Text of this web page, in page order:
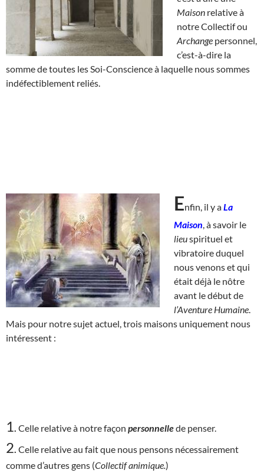
Maison relative à
notre Collectif ou
Archange personnel,
c’est-à-dire la
somme de toutes les Soi-Conscience à laquelle nous sommes
indéfectiblement reliés.
Enfin, il y aLa
Maison , à savoir le
lieuspirituel et
vibratoire duquel
nous venons et qui
était déjà le nôtre
avant le début de
l’Aventure Humaine
Mais pour notre sujet actuel, trois maisons uniquement nous
intéressent :
1 Celle relative à notre façon personnellede penser.
2 Celle relative au fait que nous pensons nécessairement
comme d’autres gens (Collectif animique.)